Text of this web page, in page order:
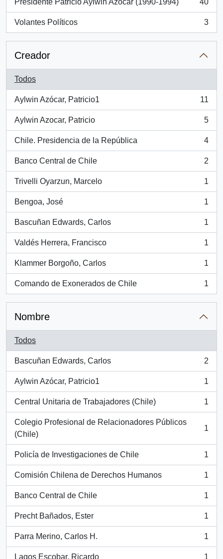
Presidente Patricio Aylwin Azócar (1990-1994)
, 40 resultados
40
Volantes Políticos
, 3 resultados
3
Creador
Todos
Aylwin Azócar, Patricio1
, 11 resultados
11
Aylwin Azocar, Patricio
, 5 resultados
5
Chile. Presidencia de la República
, 4 resultados
4
Banco Central de Chile
, 2 resultados
2
Trivelli Oyarzun, Marcelo
, 1 resultados
1
Bengoa, José
, 1 resultados
1
Bascuñan Edwards, Carlos
, 1 resultados
1
Valdés Herrera, Francisco
, 1 resultados
1
Klammer Borgoño, Carlos
, 1 resultados
1
Comando de Exonerados de Chile
, 1 resultados
1
Nombre
Todos
Bascuñan Edwards, Carlos
, 2 resultados
2
Aylwin Azócar, Patricio1
, 1 resultados
1
Central Unitaria de Trabajadores (Chile)
, 1 resultados
1
Colegio Profesional de Relacionadores Públicos
(Chile)
, 1 resultados
1
Policía de Investigaciones de Chile
, 1 resultados
1
Comisión Chilena de Derechos Humanos
, 1 resultados
1
Banco Central de Chile
, 1 resultados
1
Precht Bañados, Ester
, 1 resultados
1
Parra Merino, Carlos H.
, 1 resultados
1
Lagos Escobar, Ricardo 1